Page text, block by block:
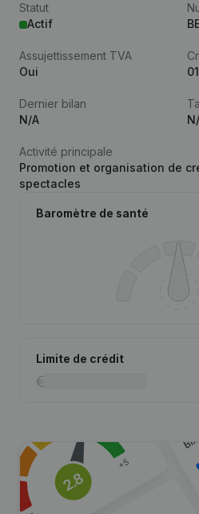
Statut
Actif
Assujettissement TVA
Oui
Dernier bilan
N/A
Activité principale
Promotion et organisation de
spectacles
Baromètre de santé
Limite de crédit